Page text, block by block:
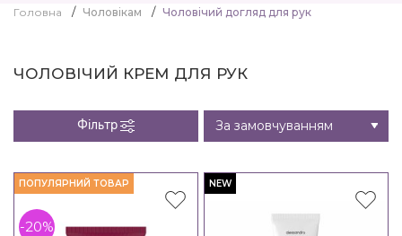
Головна Чоловікам Чоловічий догляд для рук
ЧОЛОВІЧИЙ КРЕМ ДЛЯ РУК
Фільтр
ПОПУЛЯРНИЙ ТОВАР
-20%
NEW